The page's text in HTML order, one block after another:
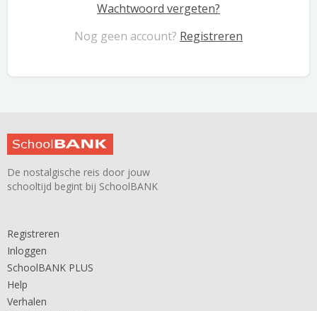
Wachtwoord vergeten?
Nog geen account? Registreren
De nostalgische reis door jouw
schooltijd begint bij SchoolBANK
Registreren
Inloggen
SchoolBANK PLUS
Help
Verhalen